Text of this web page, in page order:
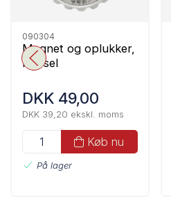
090304
Magnet og oplukker,
Kapsel
DKK 49,00
DKK 39,20 ekskl. moms
Køb nu
På lager